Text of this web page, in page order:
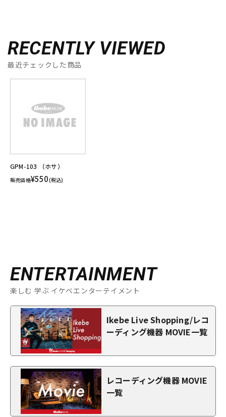
RECENTLY VIEWED
最近チェックした商品
GPM-103 （ホサ）
販売価格¥550(税込)
ENTERTAINMENT
楽しむ 学ぶ イケベエンターテイメント
Ikebe Live Shopping/レコ
ーディング機器 MOVIE一覧
レコーディング機器 MOVIE
一覧